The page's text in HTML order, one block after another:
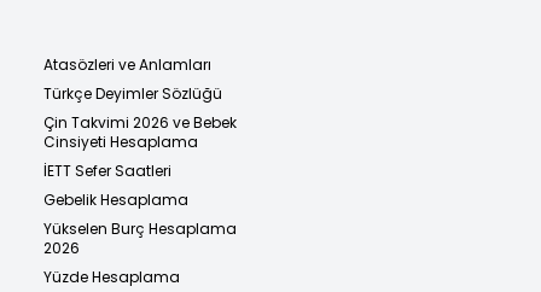
Atasözleri ve Anlamları
Türkçe Deyimler Sözlüğü
Çin Takvimi 2026 ve Bebek
Cinsiyeti Hesaplama
İETT Sefer Saatleri
Gebelik Hesaplama
Yükselen Burç Hesaplama
2026
Yüzde Hesaplama